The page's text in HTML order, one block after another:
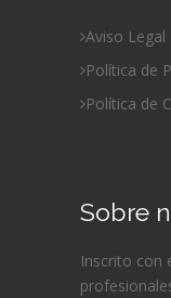
Aviso Legal
Política de
Política de
Sobre
Inscrito con